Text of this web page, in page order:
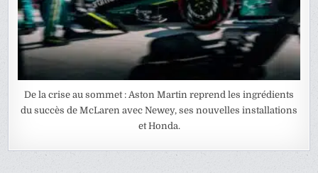
De la crise au sommet : Aston Martin reprend les ingrédients
du succès de McLaren avec Newey, ses nouvelles installations
et Honda.